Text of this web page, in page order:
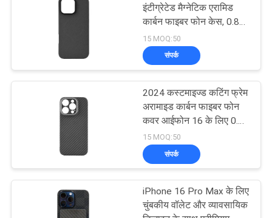
कार्बन फाइबर एयरपॉड्स
केस
कार्बन फाइबर मनी क्लिप्स
इंटीग्रेटेड मैग्नेटिक एरामिड
कार्बन फाइबर फोन केस, 0.8
मिमी मोटाई और 16 ग्राम वजन
के साथ, iPhone 16 Pro के
लिए बिल्कुल फिट
15 MOQ:50
संपर्क
2024 कस्टमाइज्ड कटिंग फ्रेम
अरामाइड कार्बन फाइबर फोन
कवर आईफोन 16 के लिए 0.8
मिमी मोटाई और 16 ग्राम वजन
के साथ
15 MOQ:50
संपर्क
iPhone 16 Pro Max के लिए
चुंबकीय वॉलेट और व्यावसायिक